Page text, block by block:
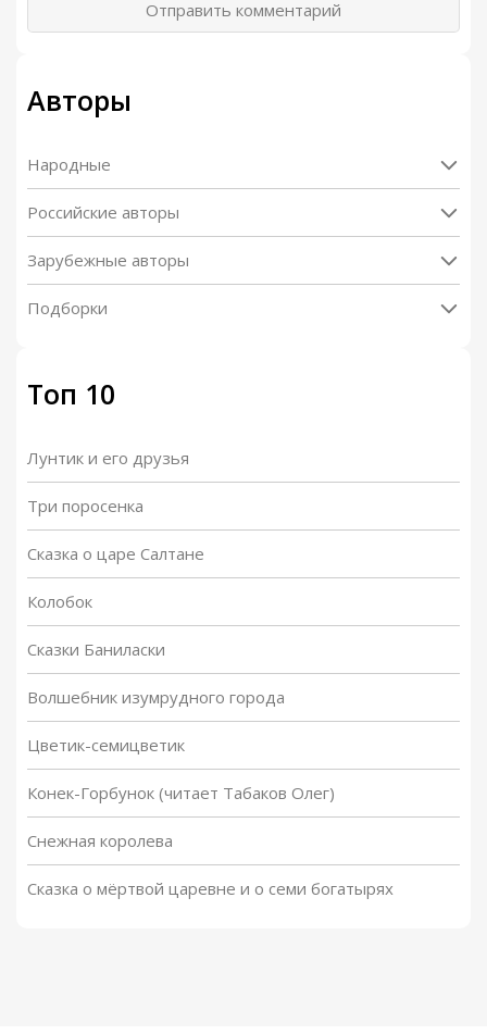
Отправить комментарий
Авторы
Народные
Российские авторы
Зарубежные авторы
Подборки
Топ 10
Лунтик и его друзья
Три поросенка
Сказка о царе Салтане
Колобок
Сказки Баниласки
Волшебник изумрудного города
Цветик-семицветик
Конек-Горбунок (читает Табаков Олег)
Снежная королева
Сказка о мёртвой царевне и о семи богатырях